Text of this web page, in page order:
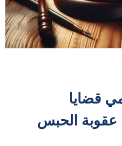
قضايا
عقوبة الحبس